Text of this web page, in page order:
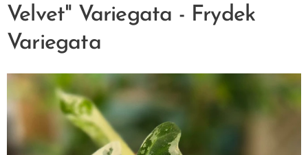
Velvet" Variegata - Frydek
Variegata